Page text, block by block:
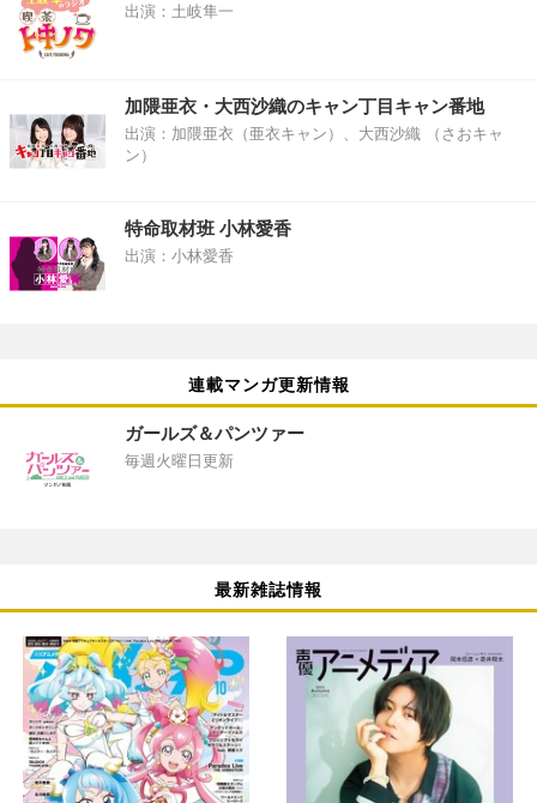
出演：土岐隼一
加隈亜衣・大西沙織のキャン丁目キャン番地
出演：加隈亜衣（亜衣キャン）、大西沙織 （さおキャ
ン）
特命取材班 小林愛香
出演：小林愛香
連載マンガ更新情報
ガールズ＆パンツァー
毎週火曜日更新
最新雑誌情報